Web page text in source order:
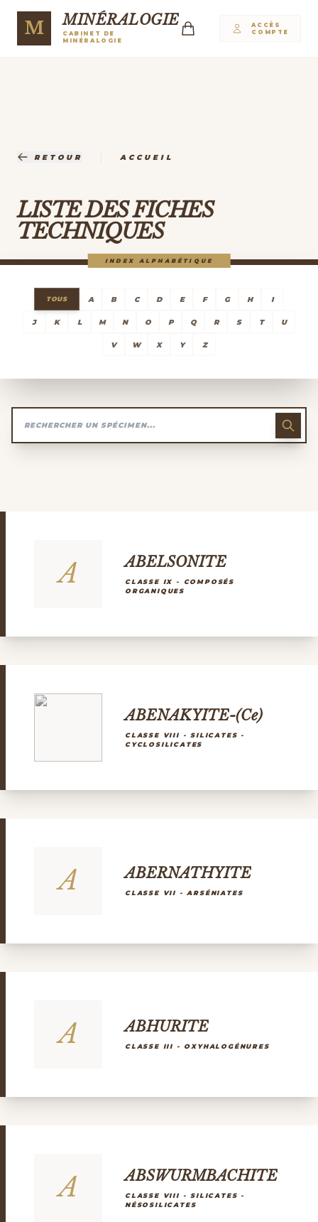
M MINÉRALOGIE
CABINET DE
MINÉRALOGIE
ACCÈS
COMPTE
RETOUR ACCUEIL
LISTE DES FICHES
TECHNIQUES
INDEX ALPHABÉTIQUE
TOUS A B C D E F G H I
J K L M N O P Q R S T U
V W X Y Z
A ABELSONITE
CLASSE IX - COMPOSÉS
ORGANIQUES
ABENAKYITE-(Ce)
CLASSE VIII - SILICATES -
CYCLOSILICATES
A ABERNATHYITE
CLASSE VII - ARSÉNIATES
A ABHURITE
CLASSE III - OXYHALOGÉNURES
A ABSWURMBACHITE
CLASSE VIII - SILICATES -
NÉSOSILICATES